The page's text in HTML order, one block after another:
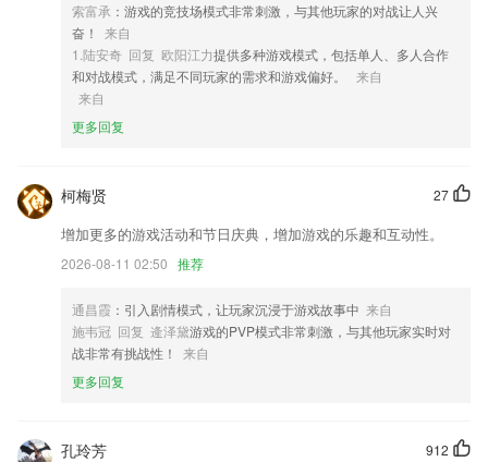
4,随时随地都可以在这里查询自己需要的内容,绝对可以让用户获取对应
5,开发商：深圳市奇智创想科技有限公司
6,标准化企业官网
飞狐游戏平台软件优势
相同。
2.允许用户对学生的学情数据组成形式进行自定义。
3.我们相信,没有解不开的心结.拥有众多心理、情感专家,可在线一对一指
4.实时为你分享大量的题库内容，都是可以免费选择的，只要你有时间就
可以在线刷，非常的方便;
生、专家一对一等功能。
索富承 ：游戏的竞技场模式非常刺激，与其他玩家的对战让人兴
奋！
来自
1.陆安奇 回复 欧阳江力提供多种游戏模式，包括单人、多人合作
和对战模式，满足不同玩家的需求和游戏偏好。
来自
来自
更多回复
27
柯梅贤
增加更多的游戏活动和节日庆典，增加游戏的乐趣和互动性。
2026-08-11 02:50 推荐
通昌霞 ：引入剧情模式，让玩家沉浸于游戏故事中 来自
施韦冠 回复 逄泽黛游戏的PVP模式非常刺激，与其他玩家实时对
战非常有挑战性！
来自
更多回复
912
孔玲芳